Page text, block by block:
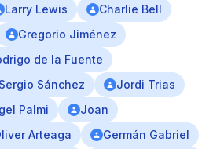
Larry Lewis
Charlie Bell
Gregorio Jiménez
de la Fuente
Sergio Sánchez
Jordi Trias
Palmi
Joan
Arteaga
Germán Gabriel